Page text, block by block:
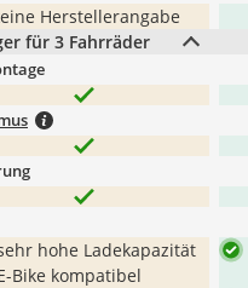
Herstellerangabe
für 3 Fahrräder
hohe Ladekapazität
Bike kompatibel